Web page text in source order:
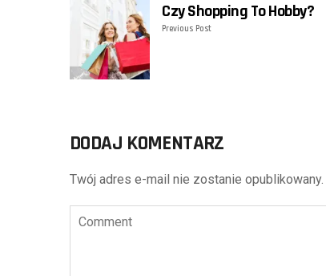
Czy Shopping To Hobby?
Previous Post
DODAJ KOMENTARZ
Twój adres e-mail nie zostanie opublikowany.